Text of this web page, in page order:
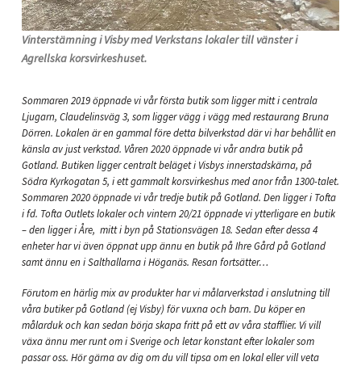
Vinterstämning i Visby med Verkstans lokaler till vänster i
Agrellska korsvirkeshuset.
Sommaren 2019 öppnade vi vår första butik som ligger mitt i centrala
Ljugarn, Claudelinsväg 3, som ligger vägg i vägg med restaurang Bruna
Dörren. Lokalen är en gammal före detta bilverkstad där vi har behållit en
känsla av just verkstad. Våren 2020 öppnade vi vår andra butik på
Gotland. Butiken ligger centralt beläget i Visbys innerstadskärna, på
Södra Kyrkogatan 5, i ett gammalt korsvirkeshus med anor från 1300-talet.
Sommaren 2020 öppnade vi vår tredje butik på Gotland. Den ligger i Tofta
i fd. Tofta Outlets lokaler och vintern 20/21 öppnade vi ytterligare en butik
– den ligger i Åre, mitt i byn på Stationsvägen 18. Sedan efter dessa 4
enheter har vi även öppnat upp ännu en butik på Ihre Gård på Gotland
samt ännu en i Salthallarna i Höganäs. Resan fortsätter…
Förutom en härlig mix av produkter har vi målarverkstad i anslutning till
våra butiker på Gotland (ej Visby) för vuxna och barn. Du köper en
målarduk och kan sedan börja skapa fritt på ett av våra stafflier. Vi vill
växa ännu mer runt om i Sverige och letar konstant efter lokaler som
passar oss. Hör gärna av dig om du vill tipsa om en lokal eller vill veta